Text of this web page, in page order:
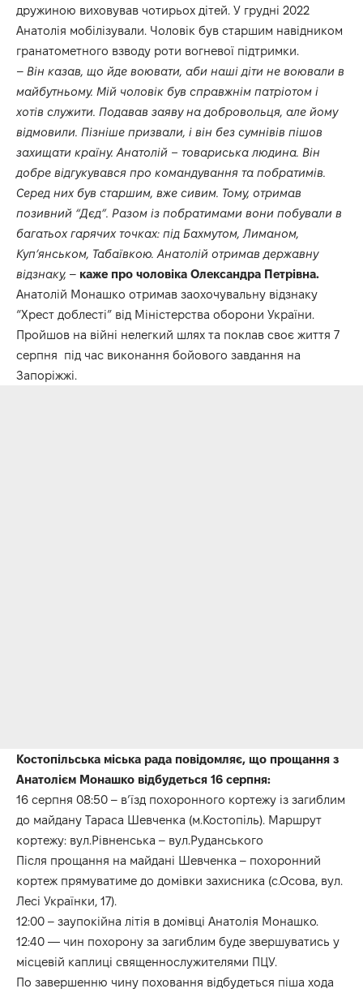
дружиною виховував чотирьох дітей. У грудні 2022
Анатолія мобілізували. Чоловік був старшим навідником
гранатометного взводу роти вогневої підтримки.
– Він казав, що йде воювати, аби наші діти не воювали в
майбутньому. Мій чоловік був справжнім патріотом і
хотів служити. Подавав заяву на добровольця, але йому
відмовили. Пізніше призвали, і він без сумнівів пішов
захищати країну. Анатолій – товариська людина. Він
добре відгукувався про командування та побратимів.
Серед них був старшим, вже сивим. Тому, отримав
позивний “Дєд”. Разом із побратимами вони побували в
багатьох гарячих точках: під Бахмутом, Лиманом,
Куп’янськом, Табаївкою. Анатолій отримав державну
відзнаку, – каже про чоловіка Олександра Петрівна.
Анатолій Монашко отримав заохочувальну відзнаку
“Хрест доблесті” від Міністерства оборони України.
Пройшов на війні нелегкий шлях та поклав своє життя 7
серпня під час виконання бойового завдання на
Запоріжжі.
Костопільська міська рада повідомляє, що прощання з
Анатолієм Монашко відбудеться 16 серпня:
16 серпня 08:50 – в’їзд похоронного кортежу із загиблим
до майдану Тараса Шевченка (м.Костопіль). Маршрут
кортежу: вул.Рівненська – вул.Руданського
Після прощання на майдані Шевченка – похоронний
кортеж прямуватиме до домівки захисника (с.Осова, вул.
Лесі Українки, 17).
12:00 – заупокійна літія в домівці Анатолія Монашко.
12:40 — чин похорону за загиблим буде звершуватись у
місцевій каплиці священнослужителями ПЦУ.
По завершенню чину поховання відбудеться піша хода